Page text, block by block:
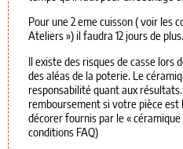
Pour une 2 eme cuisson ( voir les
Ateliers ») il faudra 12 jours de plus.
Il existe des risques de casse lors
des aléas de la poterie. Le
responsabilité quant aux résultats.
remboursement si votre pièce est
décorer fournis par le «
conditions FAQ)